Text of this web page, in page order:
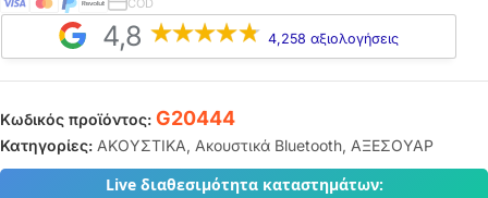
4,8 4,258 αξιολογήσεις
Κωδικός προϊόντος: G20444
Κατηγορίες: ΑΚΟΥΣΤΙΚΑ, Ακουστικά Bluetooth, ΑΞΕΣΟΥΑΡ
Live διαθεσιμότητα καταστημάτων: